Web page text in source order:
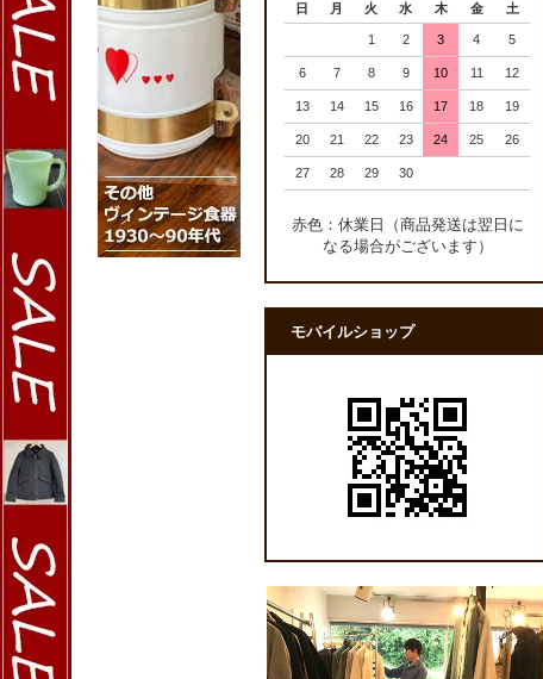
日 月 火 水 木 金 土
1 2 3 4 5
6 7 8 9 10 11 12
13 14 15 16 17 18 19
20 21 22 23 24 25 26
27 28 29 30
赤色：休業日（商品発送は翌日に
なる場合がございます）
モバイルショップ